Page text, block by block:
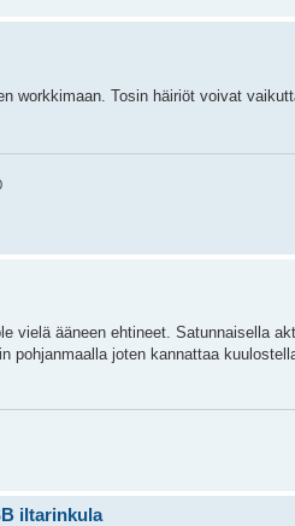
workkimaan. Tosin häiriöt voivat
vielä ääneen ehtineet. Satunnaisella
pohjanmaalla joten kannattaa
iltarinkula